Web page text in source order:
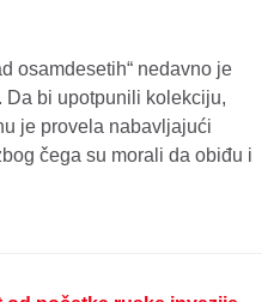
osamdesetih“ nedavno je
Da bi upotpunili kolekciju,
je provela nabavljajući
čega su morali da obiđu i